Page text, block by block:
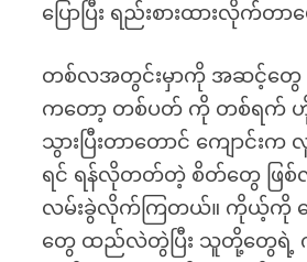
ပြောပြီး ရည်းစားထားလိုက်တာပ
တစ်လအတွင်းမှာကို အဆင့်တွေ က
ကတော့ တစ်ပတ် ကို တစ်ရက် ဟိုတေ
သွားပြီးတာတောင် ကျောင်
ရင် ရန်လိုတတ်တဲ့ စိတ်တွေ ဖြစ်လ
လမ်းခွဲလိုက်ကြတယ်။ ကိုယ့်ကို ပြ
တွေ ထည်လဲတွဲပြီး သူတို့တွေရဲ့